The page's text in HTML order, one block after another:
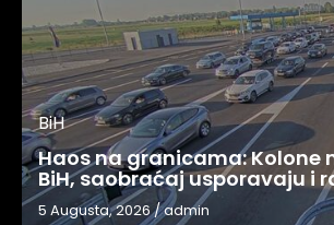
BiH
Haos na granicama: Kolone
BiH, saobraćaj usporavaju i
5 Augusta, 2026/admin